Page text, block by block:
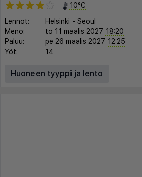
10°C
Lennot:
Helsinki - Seoul
Meno:
to 11 maalis 2027 18:20
Paluu:
pe 26 maalis 2027 12:25
Yöt:
14
Huoneen tyyppi ja lento